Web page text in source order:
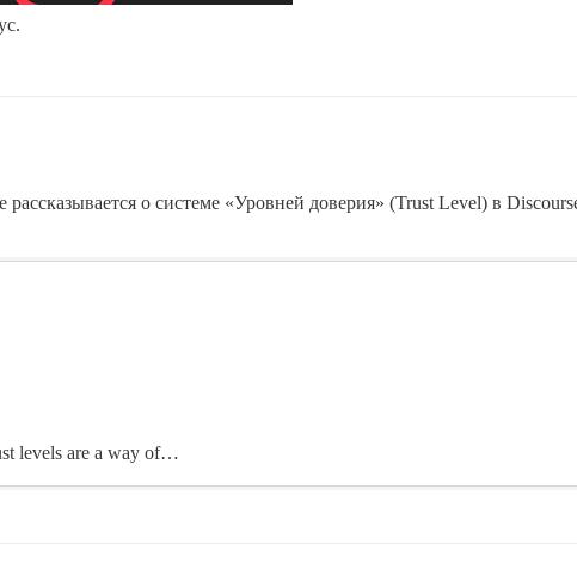
о системе «Уровней доверия» (Trust Level) в
levels are a way of…